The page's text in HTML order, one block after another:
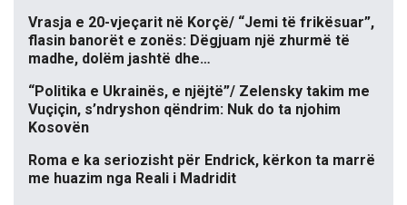
Vrasja e 20-vjeçarit në Korçë/ “Jemi të frikësuar”,
flasin banorët e zonës: Dëgjuam një zhurmë të
madhe, dolëm jashtë dhe…
“Politika e Ukrainës, e njëjtë”/ Zelensky takim me
Vuçiçin, s’ndryshon qëndrim: Nuk do ta njohim
Kosovën
Roma e ka seriozisht për Endrick, kërkon ta marrë
me huazim nga Reali i Madridit